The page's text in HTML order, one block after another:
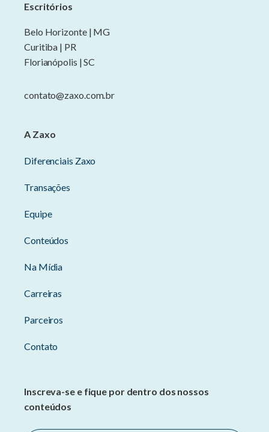
Escritórios
Belo Horizonte | MG
Curitiba | PR
Florianópolis | SC
contato@zaxo.com.br
A Zaxo
Diferenciais Zaxo
Transações
Equipe
Conteúdos
Na Mídia
Carreiras
Parceiros
Contato
Inscreva-se e fique por dentro dos nossos
conteúdos